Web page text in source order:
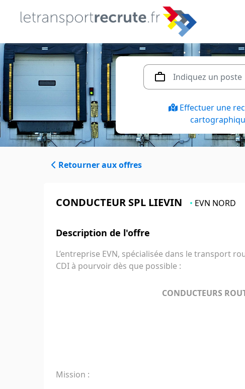
Effectuer une
Retourner aux offres
CONDUCTEUR SPL LIEVIN • EVN NORD
Description de l'offre
L’entreprise EVN, spécialisée dans le transport
CDI à pourvoir dès que possible :
CONDUCTEURS
Mission :